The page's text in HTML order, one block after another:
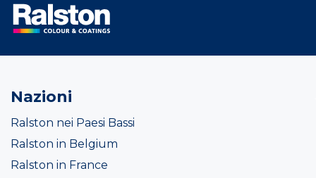
Nazioni
Ralston nei Paesi Bassi
Ralston in Belgium
Ralston in France